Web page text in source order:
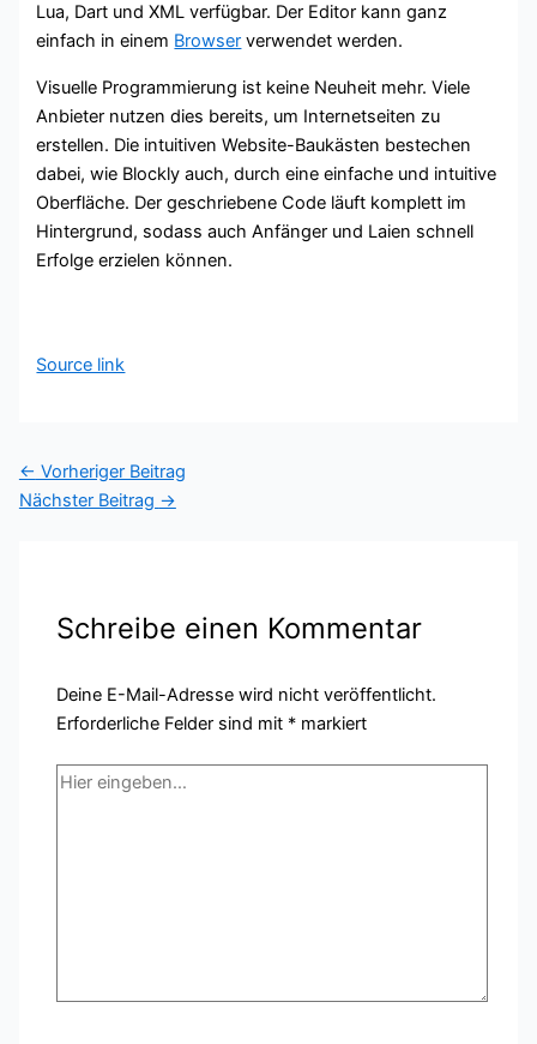
Lua, Dart und XML verfügbar. Der Editor kann ganz
einfach in einem Browser verwendet werden.
Visuelle Programmierung ist keine Neuheit mehr. Viele
Anbieter nutzen dies bereits, um Internetseiten zu
erstellen. Die intuitiven Website-Baukästen bestechen
dabei, wie Blockly auch, durch eine einfache und intuitive
Oberfläche. Der geschriebene Code läuft komplett im
Hintergrund, sodass auch Anfänger und Laien schnell
Erfolge erzielen können.
Source link
← Vorheriger Beitrag
Nächster Beitrag →
Schreibe einen Kommentar
Deine E-Mail-Adresse wird nicht veröffentlicht.
Erforderliche Felder sind mit * markiert
Hier